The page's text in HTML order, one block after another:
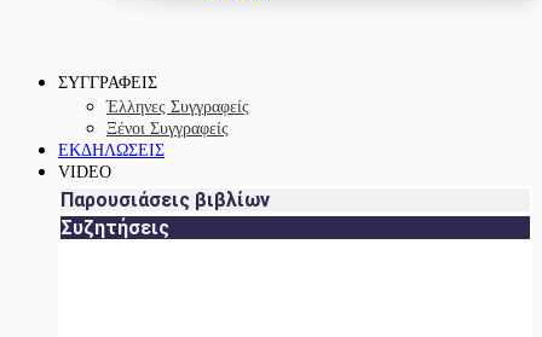
ΣΥΓΓΡΑΦΕΙΣ
Έλληνες Συγγραφείς
Ξένοι Συγγραφείς
ΕΚΔΗΛΩΣΕΙΣ
VIDEO
Παρουσιάσεις βιβλίων
Συζητήσεις